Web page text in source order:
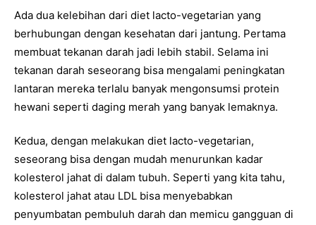
Ada dua kelebihan dari diet lacto-vegetarian yang
berhubungan dengan kesehatan dari jantung. Pertama
membuat tekanan darah jadi lebih stabil. Selama ini
tekanan darah seseorang bisa mengalami peningkatan
lantaran mereka terlalu banyak mengonsumsi protein
hewani seperti daging merah yang banyak lemaknya.
Kedua, dengan melakukan diet lacto-vegetarian,
seseorang bisa dengan mudah menurunkan kadar
kolesterol jahat di dalam tubuh. Seperti yang kita tahu,
kolesterol jahat atau LDL bisa menyebabkan
penyumbatan pembuluh darah dan memicu gangguan di